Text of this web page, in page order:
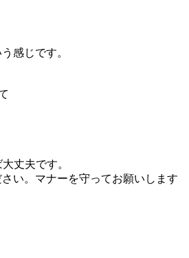
感じです。
丈夫です。
い。マナーを守ってお願いします